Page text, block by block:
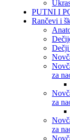
PUTNI I
Rančevi i
za
za
za